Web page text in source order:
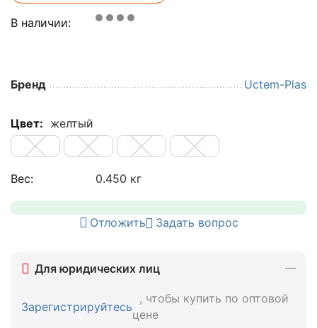
В наличии:
Бренд Uctem-Plas
Цвет: желтый
Вес: 0.450 кг
Отложить Задать вопрос
Для юридических лиц
Зарегистрируйтесь
, чтобы купить по оптовой
цене